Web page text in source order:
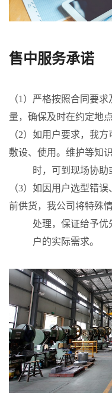
售中服务承诺
（1）严格按照合同要
量，确保及时在约定地点
（2）如用户要求，我
敷设、使用。维护等知
时，可到现场协助
（3）如因用户选型错
前供货，我公司将特殊
处理，保证给予
户的实际需求。